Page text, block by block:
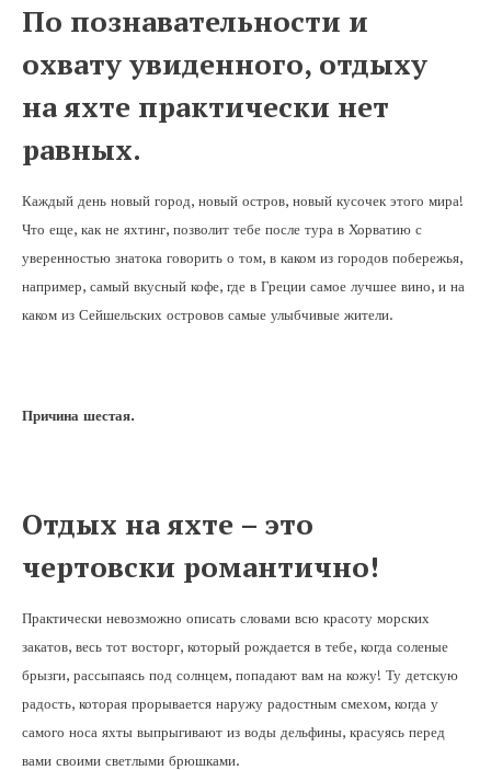
По познавательности и
охвату увиденного, отдыху
на яхте практически нет
равных.
Каждый день новый город, новый остров, новый кусочек этого мира!
Что еще, как не яхтинг, позволит тебе после тура в Хорватию с
уверенностью знатока говорить о том, в каком из городов побережья,
например, самый вкусный кофе, где в Греции самое лучшее вино, и на
каком из Сейшельских островов самые улыбчивые жители.
Причина шестая.
Отдых на яхте – это
чертовски романтично!
Практически невозможно описать словами всю красоту морских
закатов, весь тот восторг, который рождается в тебе, когда соленые
брызги, рассыпаясь под солнцем, попадают вам на кожу! Ту детскую
радость, которая прорывается наружу радостным смехом, когда у
самого носа яхты выпрыгивают из воды дельфины, красуясь перед
вами своими светлыми брюшками.